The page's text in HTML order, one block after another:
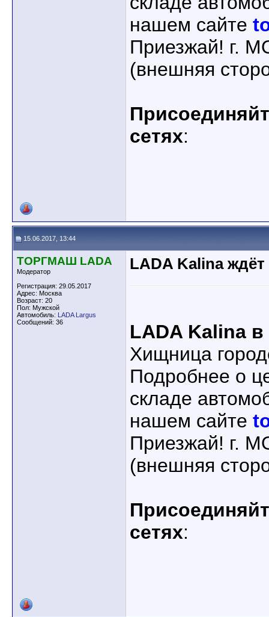
нашем сайте
Приезжай! г.
(внешняя
сетях:
15.06.2017, 13:44
ТОРГМАШ LADA
Модератор
Регистрация: 29.05.2017
Адрес: Москва
Возраст: 20
Пол: Мужской
Автомобиль: LADA Largus
Сообщений: 36
LADA Kalina
LADA Kalina
Хищница
Подробнее о
складе
нашем сайте
Приезжай! г.
(внешняя
сетях: